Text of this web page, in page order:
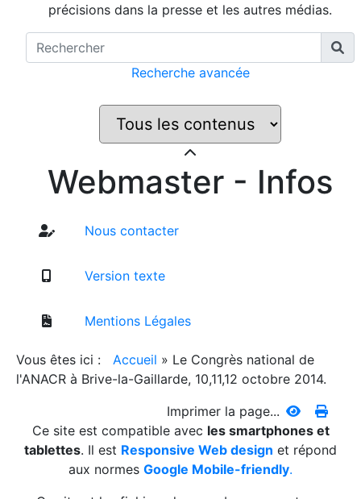
précisions dans la presse et les autres médias.
Recherche avancée
Webmaster - Infos
Nous contacter
Version texte
Mentions Légales
Vous êtes ici : Accueil » Le Congrès national de
l'ANACR à Brive-la-Gaillarde, 10,11,12 octobre 2014.
Imprimer la page...
Ce site est compatible avec les smartphones et
tablettes. Il est Responsive Web design et répond
aux normes Google Mobile-friendly.